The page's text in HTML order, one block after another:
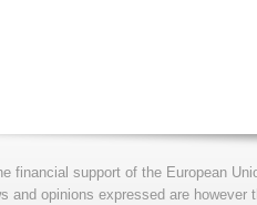
financial support of the European
and opinions expressed are